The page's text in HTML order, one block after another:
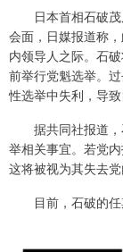
日本首相石破茂
会面，日媒报道称
内领导人之际。石
前举行党魁选举。
性选举中失利，导
据共同社报道，
举相关事宜。若党
这将被视为其失去党
目前，石破的任